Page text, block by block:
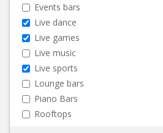
Events bars
Live dance
Live games
Live music
Live sports
Lounge bars
Piano Bars
Rooftops